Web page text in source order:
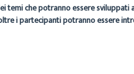
temi che potranno essere
i partecipanti potranno essere